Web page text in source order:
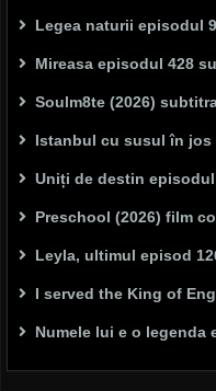
Legea naturii episodul
Mireasa episodul 428
Soulm8te (2026)
Istanbul cu susul în
Uniți de destin
Preschool (2026) film
Leyla, ultimul episod
I served the King of
Numele lui e o legenda